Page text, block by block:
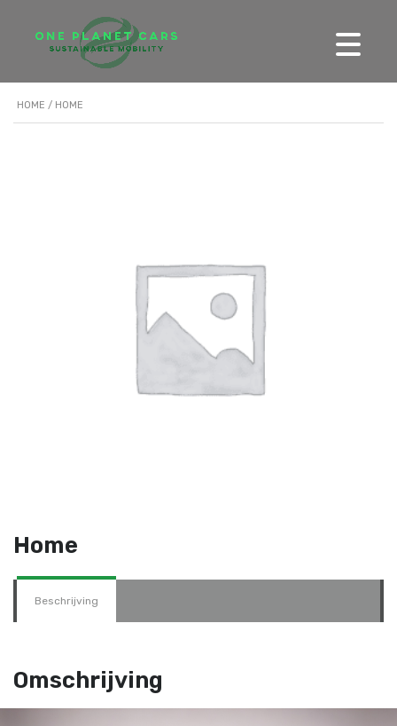
HOME / HOME
Home
Beschrijving
Omschrijving